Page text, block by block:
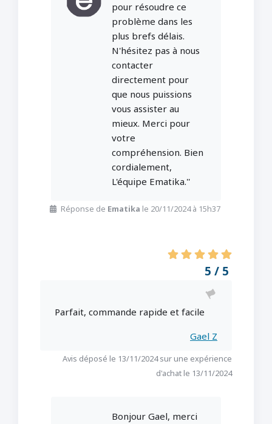
pour résoudre ce
problème dans les
plus brefs délais.
N'hésitez pas à nous
contacter
directement pour
que nous puissions
vous assister au
mieux. Merci pour
votre
compréhension. Bien
cordialement,
L'équipe Ematika.''
Réponse de Ematika le 20/11/2024 à 15h37
5 / 5
Parfait, commande rapide et facile
Gael Z
Avis déposé le 13/11/2024 sur une expérience
d'achat le 13/11/2024
Bonjour Gael, merci